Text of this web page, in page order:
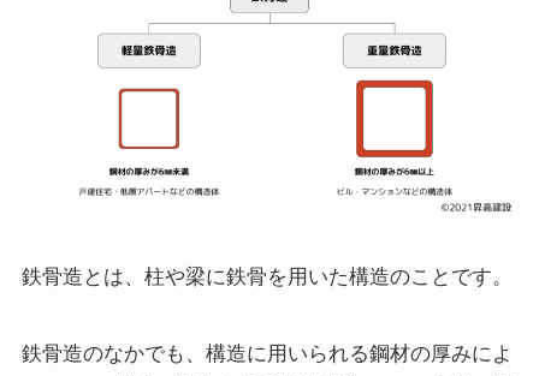
鉄骨造とは、柱や梁に鉄骨を用いた構造のことです。
鉄骨造のなかでも、構造に用いられる鋼材の厚みによ